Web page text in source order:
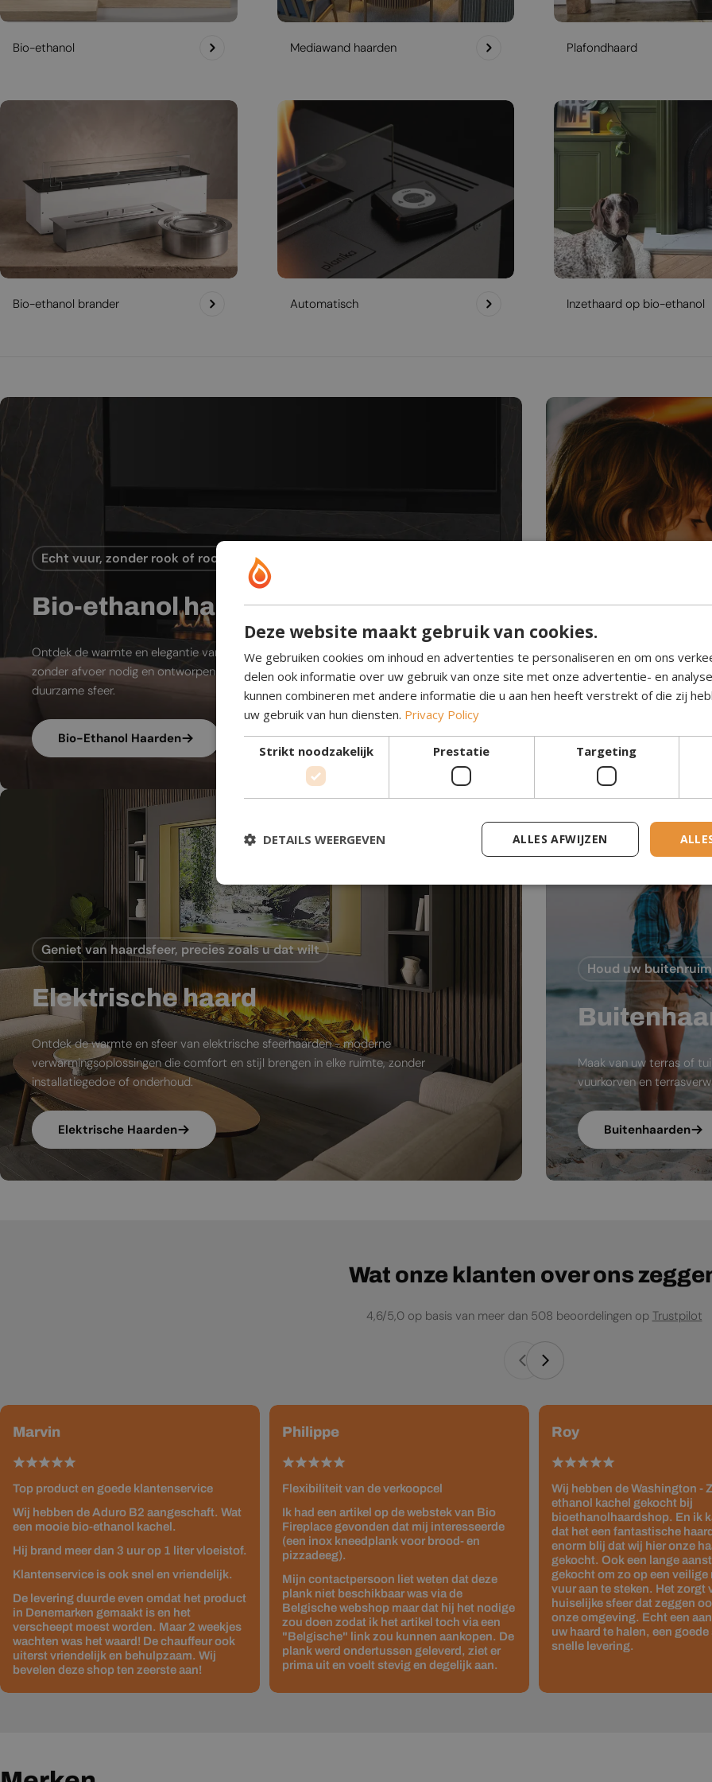
Bio-ethanol Mediawand haarden Plafondhaard
Bio-ethanol brander Automatisch Inzethaard op bio-ethanol
Echt vuur, zonder rook of rookkanaal
Bio-ethanol haard
Ontdek de warmte en elegantie van bio-ethanol sfeerhaarden. Schoon brandend,
zonder afvoer nodig en ontworpen voor moderne leefruimtes. Geef elke kamer een
duurzame sfeer.
Bio-Ethanol Haarden
Waterdamp haarden
Perfect voor elke
eenvoudig in gebruik.
Waterdamp
Geniet van haardsfeer, precies zoals u dat wilt
Elektrische haard
Ontdek de warmte en sfeer van elektrische sfeerhaarden - moderne
verwarmingsoplossingen die comfort en stijl brengen in elke ruimte, zonder
installatiegedoe of onderhoud.
Elektrische Haarden
Houd uw
Maak van uw terras of
vuurkorven en
Buitenhaarden
Wat onze klanten over ons
4,6/5,0 op basis van meer dan 508 beoordelingen op Trustpilot
Marvin
Top product en goede klantenservice
Wij hebben de Aduro B2 aangeschaft. Wat
een mooie bio-ethanol kachel.
Hij brand meer dan 3 uur op 1 liter vloeistof.
Klantenservice is ook snel en vriendelijk.
De levering duurde even omdat het product
in Denemarken gemaakt is en het
verscheept moest worden. Maar 2 weekjes
wachten was het waard! De chauffeur ook
uiterst vriendelijk en behulpzaam. Wij
bevelen deze shop ten zeerste aan!
Philippe
Flexibiliteit van de verkoopcel
Ik had een artikel op de webstek van Bio
Fireplace gevonden dat mij interesseerde
(een inox kneedplank voor brood- en
pizzadeeg).
Mijn contactpersoon liet weten dat deze
plank niet beschikbaar was via de
Belgische webshop maar dat hij het nodige
zou doen zodat ik het artikel toch via een
"Belgische" link zou kunnen aankopen. De
plank werd ondertussen geleverd, ziet er
prima uit en voelt stevig en degelijk aan.
Roy
Wij hebben de Washington -
ethanol kachel gekocht bij
bioethanolhaardshop. En ik
dat het een fantastische
enorm blij dat wij hier onze
gekocht. Ook een lange
gekocht om zo op een veilige
vuur aan te steken. Het zorgt
huiselijke sfeer dat zeggen
onze omgeving. Echt een
uw haard te halen, een goede
snelle levering.
Deze website maakt gebruik van cookies.
We gebruiken cookies om inhoud en advertenties te personaliseren en om ons
delen ook informatie over uw gebruik van onze site met onze advertentie- en
kunnen combineren met andere informatie die u aan hen heeft verstrekt of die zij
uw gebruik van hun diensten. Privacy Policy
Strikt noodzakelijk Prestatie Targeting
ALLES AFWIJZEN
DETAILS WEERGEVEN